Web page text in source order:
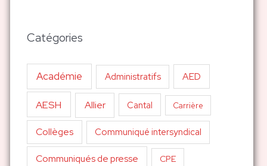
Catégories
Académie Administratifs AED
AESH Allier Cantal Carrière
Collèges Communiqué intersyndical
Communiqués de presse CPE